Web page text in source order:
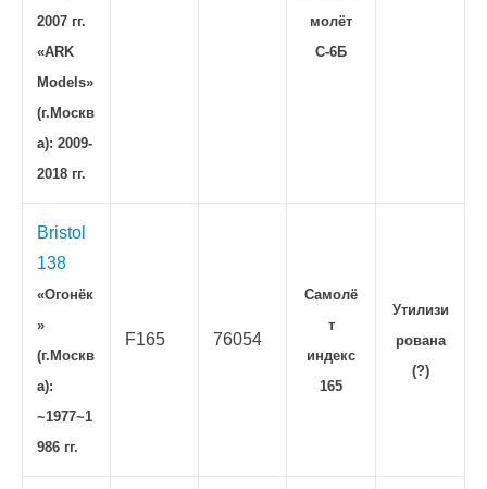
2007 гг.
«ARK
Models»
(г.Москв
а): 2009-
2018 гг.
молёт
С-6Б
Bristol
138
«Огонёк
»
(г.Москв
а):
~1977~1
986 гг.
F165 76054
Самолё
т
индекс
165
Утилизи
рована
(?)